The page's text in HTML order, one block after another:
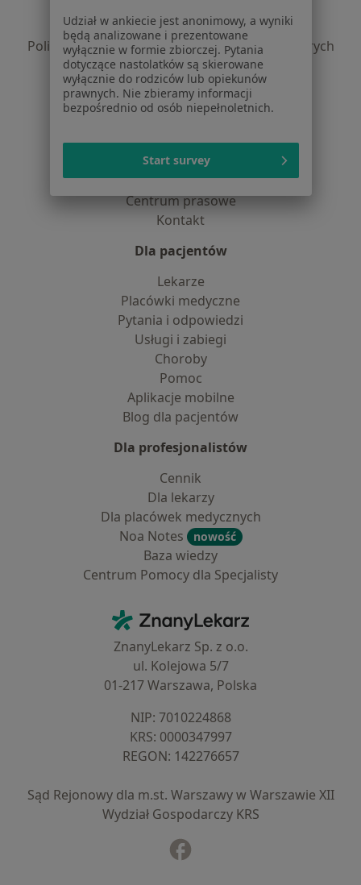
Polityka prywatności profesjonalistów
Polityka prywatności dla profesjonalistów, których
dane pozyskaliśmy samodzielnie
Polityka cookies
Jak działają wyniki wyszukiwania
O nas
Praca Rekrutujemy!
Partnerzy
Centrum prasowe
Kontakt
Dla pacjentów
Lekarze
Placówki medyczne
Pytania i odpowiedzi
Usługi i zabiegi
Choroby
Pomoc
Aplikacje mobilne
Blog dla pacjentów
Dla profesjonalistów
Cennik
Dla lekarzy
Dla placówek medycznych
Noa Notes
nowość
Baza wiedzy
Centrum Pomocy dla Specjalisty
ZnanyLekarz - Strona główna
ZnanyLekarz Sp. z o.o.
ul. Kolejowa 5/7
01-217 Warszawa, Polska
NIP: ⁠7010224868
KRS: ⁠0000347997
REGON: ⁠142276657
Sąd Rejonowy dla m.st. Warszawy w Warszawie XII
Wydział Gospodarczy KRS
Udział w ankiecie jest anonimowy, a wyniki
będą analizowane i prezentowane
wyłącznie w formie zbiorczej. Pytania
dotyczące nastolatków są skierowane
wyłącznie do rodziców lub opiekunów
prawnych. Nie zbieramy informacji
bezpośrednio od osób niepełnoletnich.
Start survey